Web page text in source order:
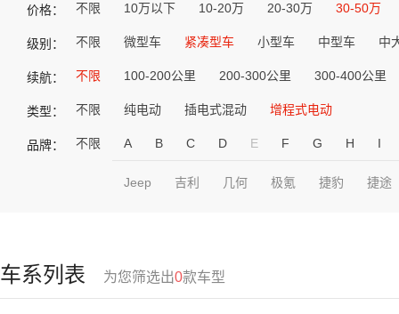
价格： 不限 10万以下 10-20万 20-30万 30-50万
级别： 不限 微型车 紧凑型车 小型车 中型车 中
续航： 不限 100-200公里 200-300公里 300-400公里
类型： 不限 纯电动 插电式混动 增程式电动
品牌： 不限 A B C D E F G H I
Jeep 吉利 几何 极氪 捷豹 捷途
车系列表 为您筛选出0款车型